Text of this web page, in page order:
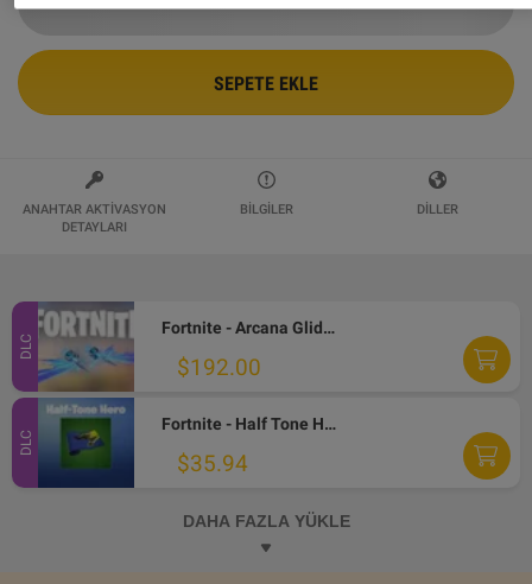
SEPETE EKLE
ANAHTAR AKTIVASYON
DETAYLARI
BILGILER DILLER
DLC
Fortnite - Arcana Glider DLC PC Epic Games CD Key
$192.00
DLC
Fortnite - Half Tone Hero Wrap DLC PC Epic Games CD Key
$35.94
DAHA FAZLA YÜKLE